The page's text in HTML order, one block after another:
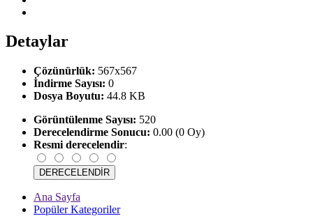
Detaylar
Çözünürlük: 567x567
İndirme Sayısı: 0
Dosya Boyutu: 44.8 KB
Görüntülenme Sayısı: 520
Derecelendirme Sonucu: 0.00 (0 Oy)
Resmi derecelendir:
Ana Sayfa
Popüler Kategoriler